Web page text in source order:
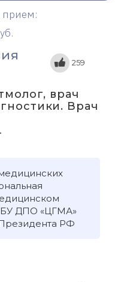
259
врач
Врач
ДПО «ЦГМА»
РФ